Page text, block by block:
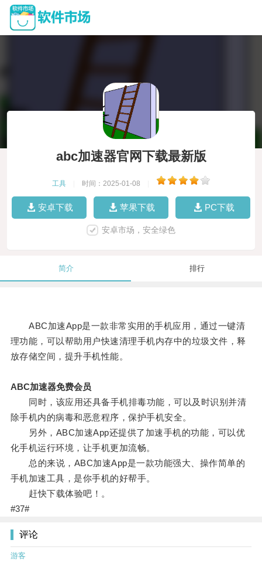
abc加速器官网下载最新版
工具 时间：2025-01-08
安卓下载 苹果下载 PC下载
安卓市场，安全绿色
简介 排行
ABC加速App是一款非常实用的手机应用，通过一键清
理功能，可以帮助用户快速清理手机内存中的垃圾文件，释
放存储空间，提升手机性能。
ABC加速器免费会员
同时，该应用还具备手机排毒功能，可以及时识别并清
除手机内的病毒和恶意程序，保护手机安全。
另外，ABC加速App还提供了加速手机的功能，可以优
化手机运行环境，让手机更加流畅。
总的来说，ABC加速App是一款功能强大、操作简单的
手机加速工具，是你手机的好帮手。
赶快下载体验吧！。
#37#
评论
游客